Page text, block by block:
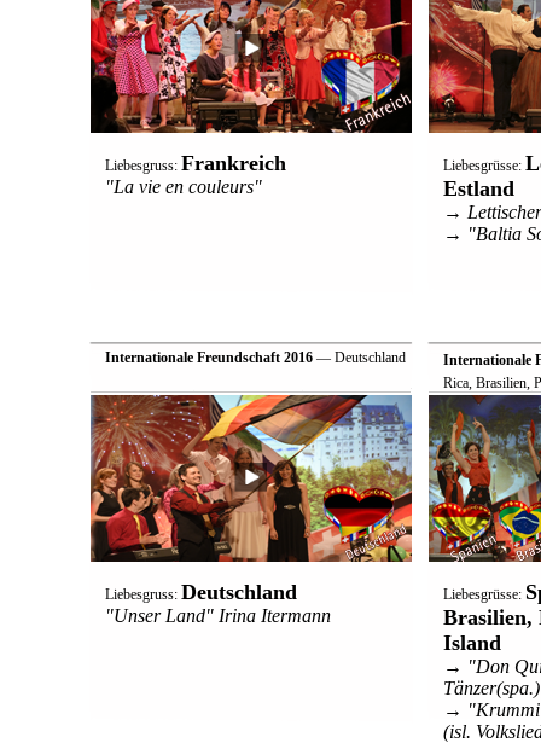
Liebesgruss: Frankreich
"La vie en couleurs"
Liebesgrüsse:
Estland
→
→ "Baltia
Internationale Freundschaft 2016— Deutschland
Liebesgruss: Deutschland
"Unser Land" Irina Itermann
Internationale
Rica, Brasilien,
Liebesgrüsse:
Brasilien,
Island
→ "Don
Tänzer(spa.)
→ "Krummi
(isl.